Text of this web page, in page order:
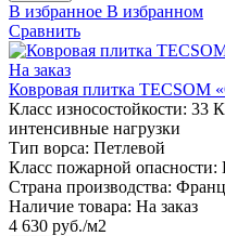
В избранное В избранном
Сравнить
На заказ
Ковровая плитка TECSOM
Класс износостойкости: 33
интенсивные нагрузки
Тип ворса: Петлевой
Класс пожарной опасности:
Страна производства:
Наличие товара: На заказ
4 630 руб./м2